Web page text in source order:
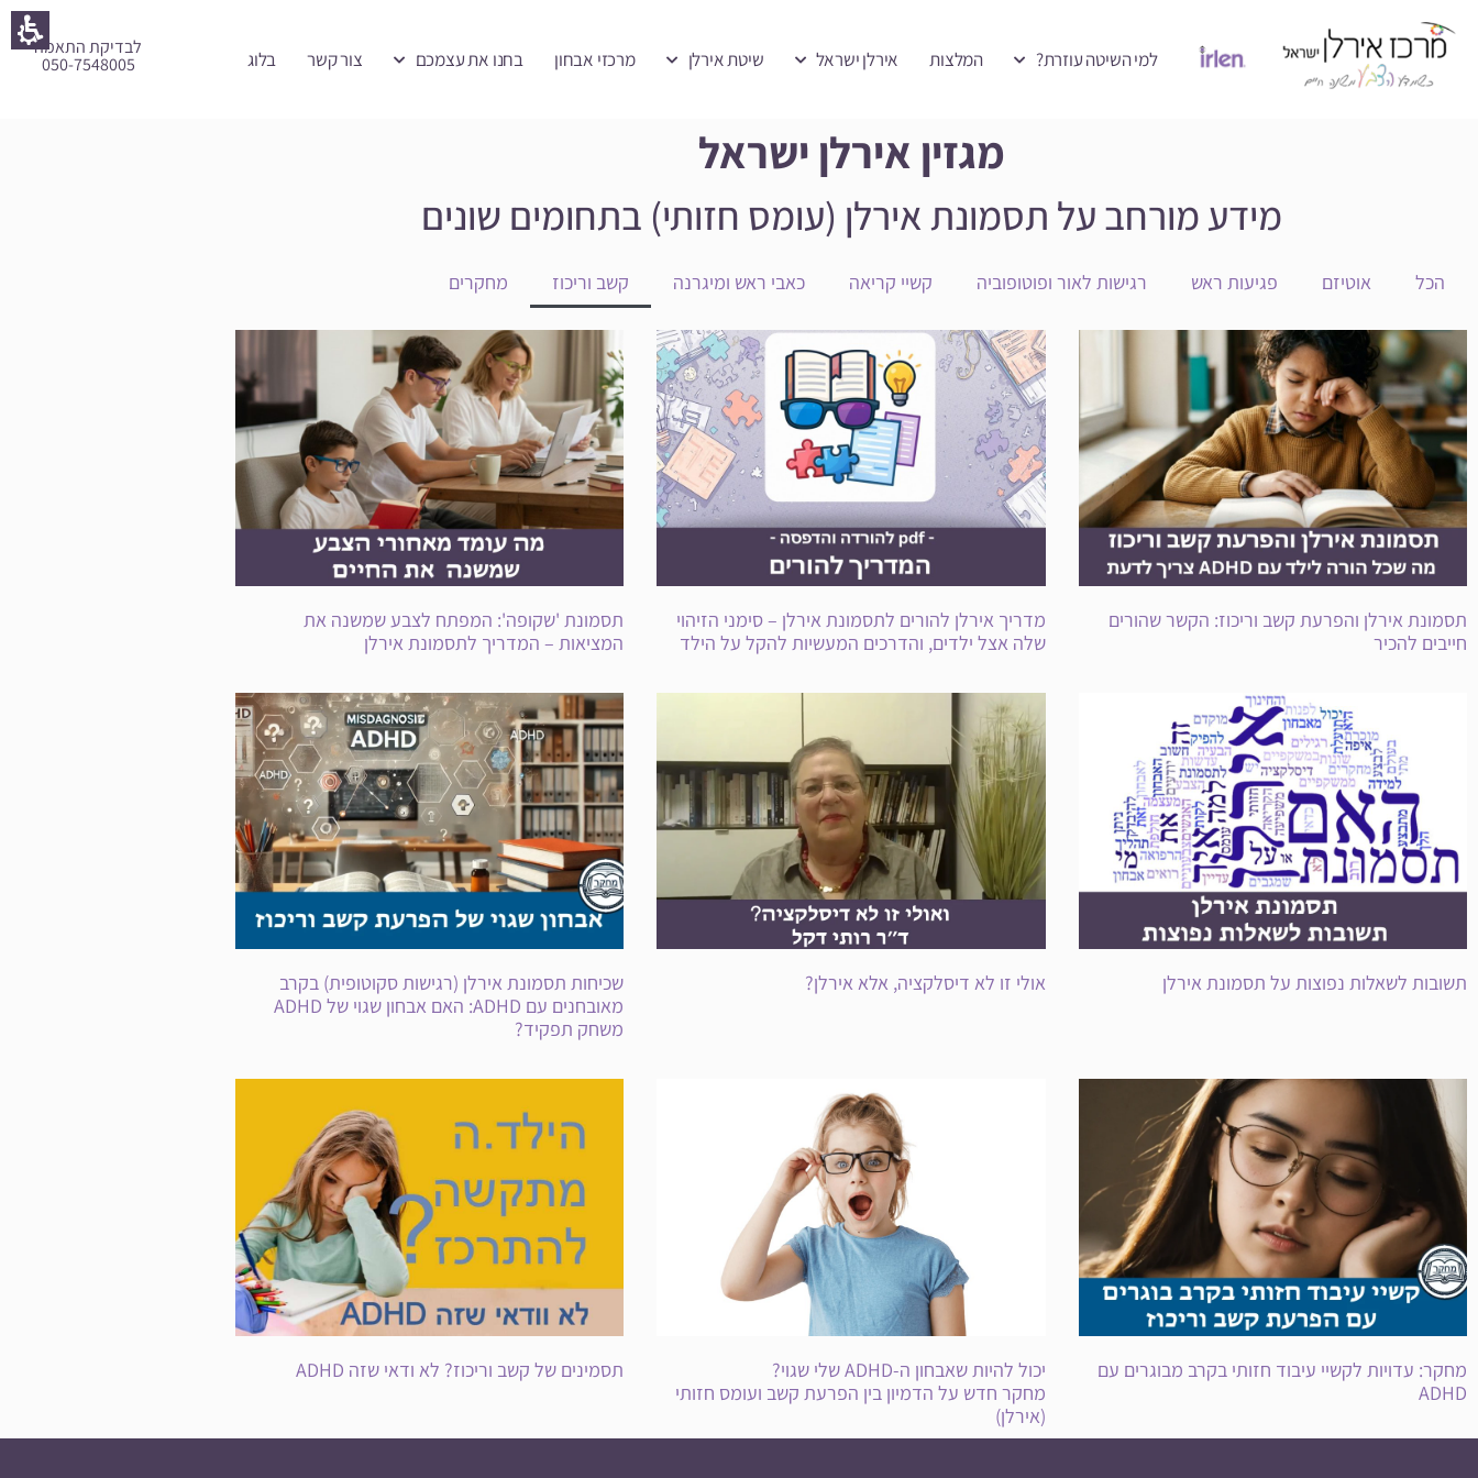
למי השיטה עוזרת? המלצות אירלן ישראל שיטת אירלן מרכזי אבחון בחנו את עצמכם צור קשר בלוג
לבדיקת התאמה
050-7548005
מגזין אירלן ישראל
מידע מורחב על תסמונת אירלן (עומס חזותי) בתחומים שונים
הכל אוטיזם פגיעות ראש רגישות לאור ופוטופוביה קשיי קריאה כאבי ראש ומיגרנה קשב וריכוז מחקרים
תסמונת אירלן והפרעת קשב וריכוז: הקשר שהורים
חייבים להכיר
מדריך אירלן להורים לתסמונת אירלן – סימני הזיהוי
שלה אצל ילדים, והדרכים המעשיות להקל על הילד
תסמונת 'שקופה': המפתח לצבע שמשנה את
המציאות – המדריך לתסמונת אירלן
תשובות לשאלות נפוצות על תסמונת אירלן אולי זו לא דיסלקציה, אלא אירלן?
שכיחות תסמונת אירלן (רגישות סקוטופית) בקרב
מאובחנים עם ADHD: האם אבחון שגוי של ADHD
משחק תפקיד?
מחקר: עדויות לקשיי עיבוד חזותי בקרב מבוגרים עם
ADHD
יכול להיות שאבחון ה-ADHD שלי שגוי?
מחקר חדש על הדמיון בין הפרעת קשב ועומס חזותי
(אירלן)
תסמינים של קשב וריכוז? לא ודאי שזה ADHD